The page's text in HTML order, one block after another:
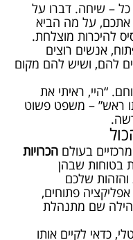
כל – שיחה. דברו על
אתכם, על מה הביא
להיכרות מוצלחת.
אנשים רוצים
להם, ושיש להם מקום
“היי, ראיתי את
ראש” – משפט פשוט
בעולם הכרויות
בטוחות שבהן
שלכם
פתוחים,
שם מתנהלת
כדאי לקיים אותו